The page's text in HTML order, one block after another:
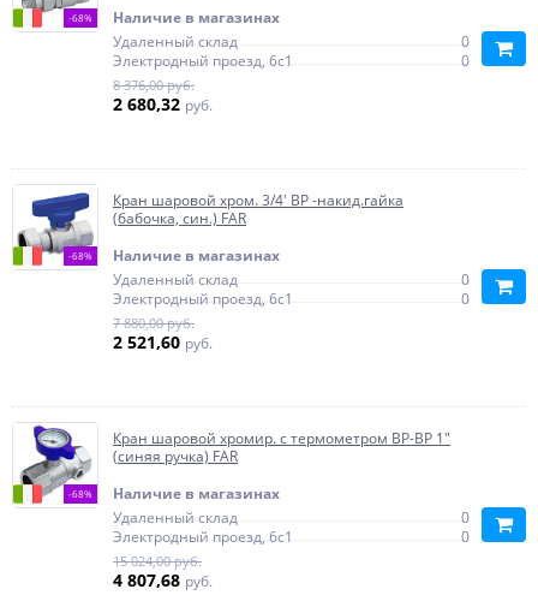
-68%
Наличие в магазинах
Удаленный склад
0
Электродный проезд, 6с1
0
8 376,00 руб.
2 680,32 руб.
-68%
Кран шаровой хром. 3/4' ВР -накид.гайка
(бабочка, син.) FAR
Наличие в магазинах
Удаленный склад
0
Электродный проезд, 6с1
0
7 880,00 руб.
2 521,60 руб.
-68%
Кран шаровой хромир. с термометром ВР-ВР 1"
(синяя ручка) FAR
Наличие в магазинах
Удаленный склад
0
Электродный проезд, 6с1
0
15 024,00 руб.
4 807,68 руб.